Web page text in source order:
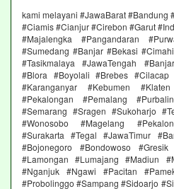
kami melayani #JawaBarat #Bandung
#Ciamis #Cianjur #Cirebon #Garut
#Majalengka #Pangandaran
#Sumedang #Banjar #Bekasi
#Tasikmalaya #JawaTengah
#Blora #Boyolali #Brebes #Cilacap
#Karanganyar #Kebumen
#Pekalongan #Pemalang
#Semarang #Sragen #Sukoharjo
#Wonosobo #Magelang
#Surakarta #Tegal #JawaTimur
#Bojonegoro #Bondowoso
#Lamongan #Lumajang #Madiun
#Nganjuk #Ngawi #Pacitan
#Probolinggo #Sampang #Sidoarjo